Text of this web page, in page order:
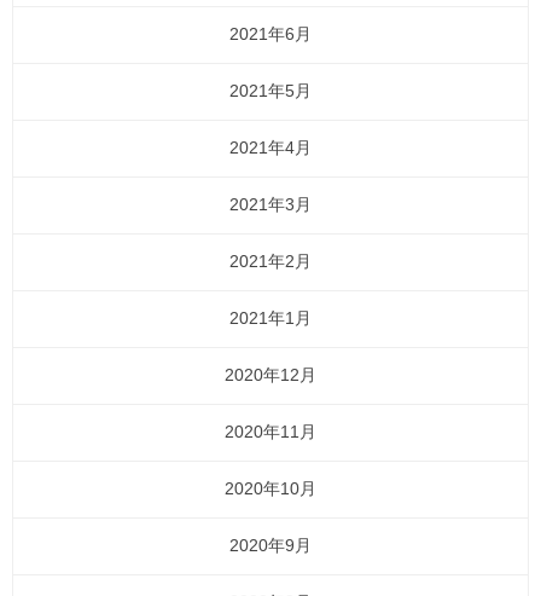
2021年6月
2021年5月
2021年4月
2021年3月
2021年2月
2021年1月
2020年12月
2020年11月
2020年10月
2020年9月